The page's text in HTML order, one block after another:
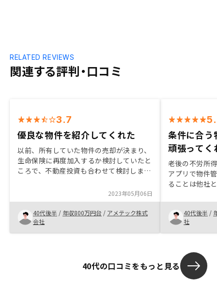
関連する評判・口コミ
RELATED REVIEWS
3.7
優良な物件を紹介してくれた
以前、所有していた物件の売却が決まり、
生命保険に再度加入するか検討していたと
ころで、不動産投資も合わせて検討しまし
き、不動産投資の方がメリットがあると感
じ購入する決断をしました。
2023年05月06日
40代後半 / 年収800万円台 / アメテック株式
会社
条件に合う
頑張ってく
老後の不労所
アプリで物件
ることは他社
ンの返済期間
ていればよか
40代後半 /
社
40代の口コミをもっと見る